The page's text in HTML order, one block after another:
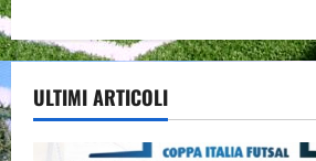
ULTIMI ARTICOLI